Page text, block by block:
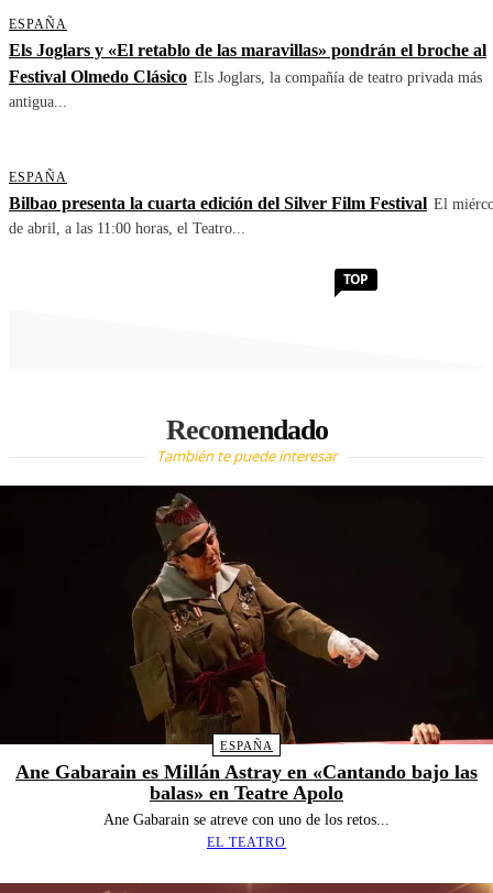
ESPAÑA
Els Joglars y «El retablo de las maravillas» pondrán el broche al
Festival Olmedo Clásico Els Joglars, la compañía de teatro privada más
antigua...
ESPAÑA
Bilbao presenta la cuarta edición del Silver Film Festival El
de abril, a las 11:00 horas, el Teatro...
Recomendado
TOP
También te puede interesar
ESPAÑA
Ane Gabarain es Millán Astray en «Cantando bajo las
balas» en Teatre Apolo
Ane Gabarain se atreve con uno de los retos...
EL TEATRO